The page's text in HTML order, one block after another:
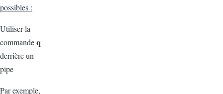
possibles :
Utiliser la
commandeq
derrière un
pipe
Par exemple,